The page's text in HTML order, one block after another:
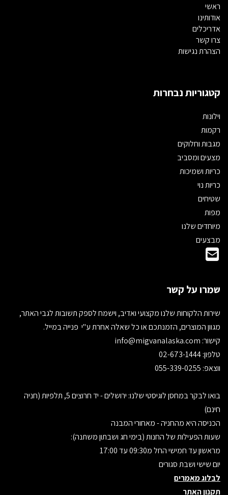
ראשי
אודותינו
אדריכלים
צרו קשר
הצהרת נגישות
קטגוריות נבחרות
וילונות
רקמות
מגבות וחלוקים
מצעים ומסביב
כריות ושמיכות
כריות נוי
שטיחים
מפות
מיוחדים שלנו
מבצעים
שמרו על קשר
שירות הלקוחות שלנו מקצועי ואדיב, וישמח לספק תשובות לגבי האתר,
מגוון המוצרים, הזמנתכם או כל שאלה אחרת ע"י פנייה במייל.
קישור:
טלפון: 02-673-1444
ווצאפ: 055-339-0255
בואו לבקר במחסן לוגיסטי שלנו: ירושלים - יד חרוצים 5, תלפיות (חניה
חינם)
הכניסה היא מהחניה - מאחורי המבנה
שעות הפעילות של החנות (בימי חג ושבתון משתנה):
מראשון עד חמישי החל מ09:30 עד 17:00
יום שישי ושבת סגורים
לבלוג מאמרים
תקנון האתר